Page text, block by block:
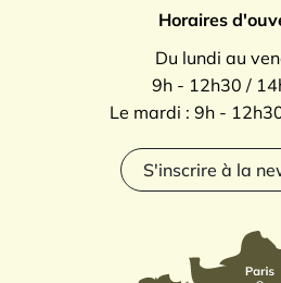
Horaires
Du lundi au
9h - 12h30 /
Le mardi : 9h -
S'inscrire à la